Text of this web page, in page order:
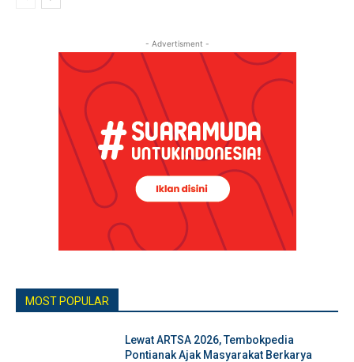
- Advertisment -
MOST POPULAR
Lewat ARTSA 2026, Tembokpedia
Pontianak Ajak Masyarakat Berkarya